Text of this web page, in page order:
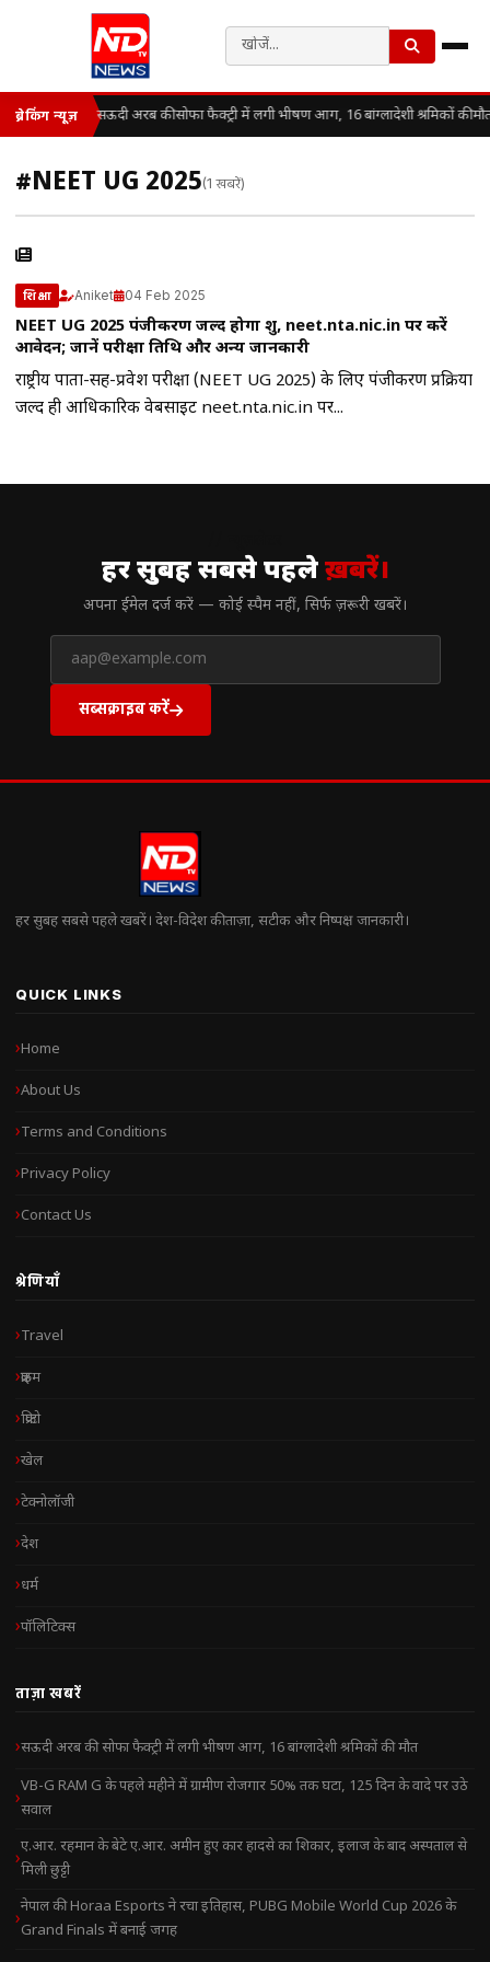
ब्रेकिंग न्यूज़ सऊदी अरब की सोफा फैक्ट्री में लगी भीषण आग, 16 बांग्लादेशी श्रमिकों की
#NEET UG 2025(1 खबरें)
शिक्षा Aniket 04 Feb 2025
NEET UG 2025 पंजीकरण जल्द होगा शुरू, neet.nta.nic.in पर करें
आवेदन; जानें परीक्षा तिथि और अन्य जानकारी
राष्ट्रीय पात्रता-सह-प्रवेश परीक्षा (NEET UG 2025) के लिए पंजीकरण प्रक्रिया
जल्द ही आधिकारिक वेबसाइट neet.nta.nic.in पर...
हर सुबह सबसे पहलेख़बरें।
अपना ईमेल दर्ज करें — कोई स्पैम नहीं, सिर्फ ज़रूरी खबरें।
सब्सक्राइब करें
हर सुबह सबसे पहले खबरें। देश-विदेश की ताज़ा, सटीक और निष्पक्ष जानकारी।
QUICK LINKS
Home
About Us
Terms and Conditions
Privacy Policy
Contact Us
श्रेणियाँ
Travel
क्राइम
क्रिप्टो
खेल
टेक्नोलॉजी
देश
धर्म
पॉलिटिक्स
ताज़ा खबरें
सऊदी अरब की सोफा फैक्ट्री में लगी भीषण आग, 16 बांग्लादेशी श्रमिकों की मौत
VB-G RAM G के पहले महीने में ग्रामीण रोजगार 50% तक घटा, 125 दिन के वादे पर उठे
सवाल
ए.आर. रहमान के बेटे ए.आर. अमीन हुए कार हादसे का शिकार, इलाज के बाद अस्पताल से
मिली छुट्टी
नेपाल की Horaa Esports ने रचा इतिहास, PUBG Mobile World Cup 2026 के
Grand Finals में बनाई जगह